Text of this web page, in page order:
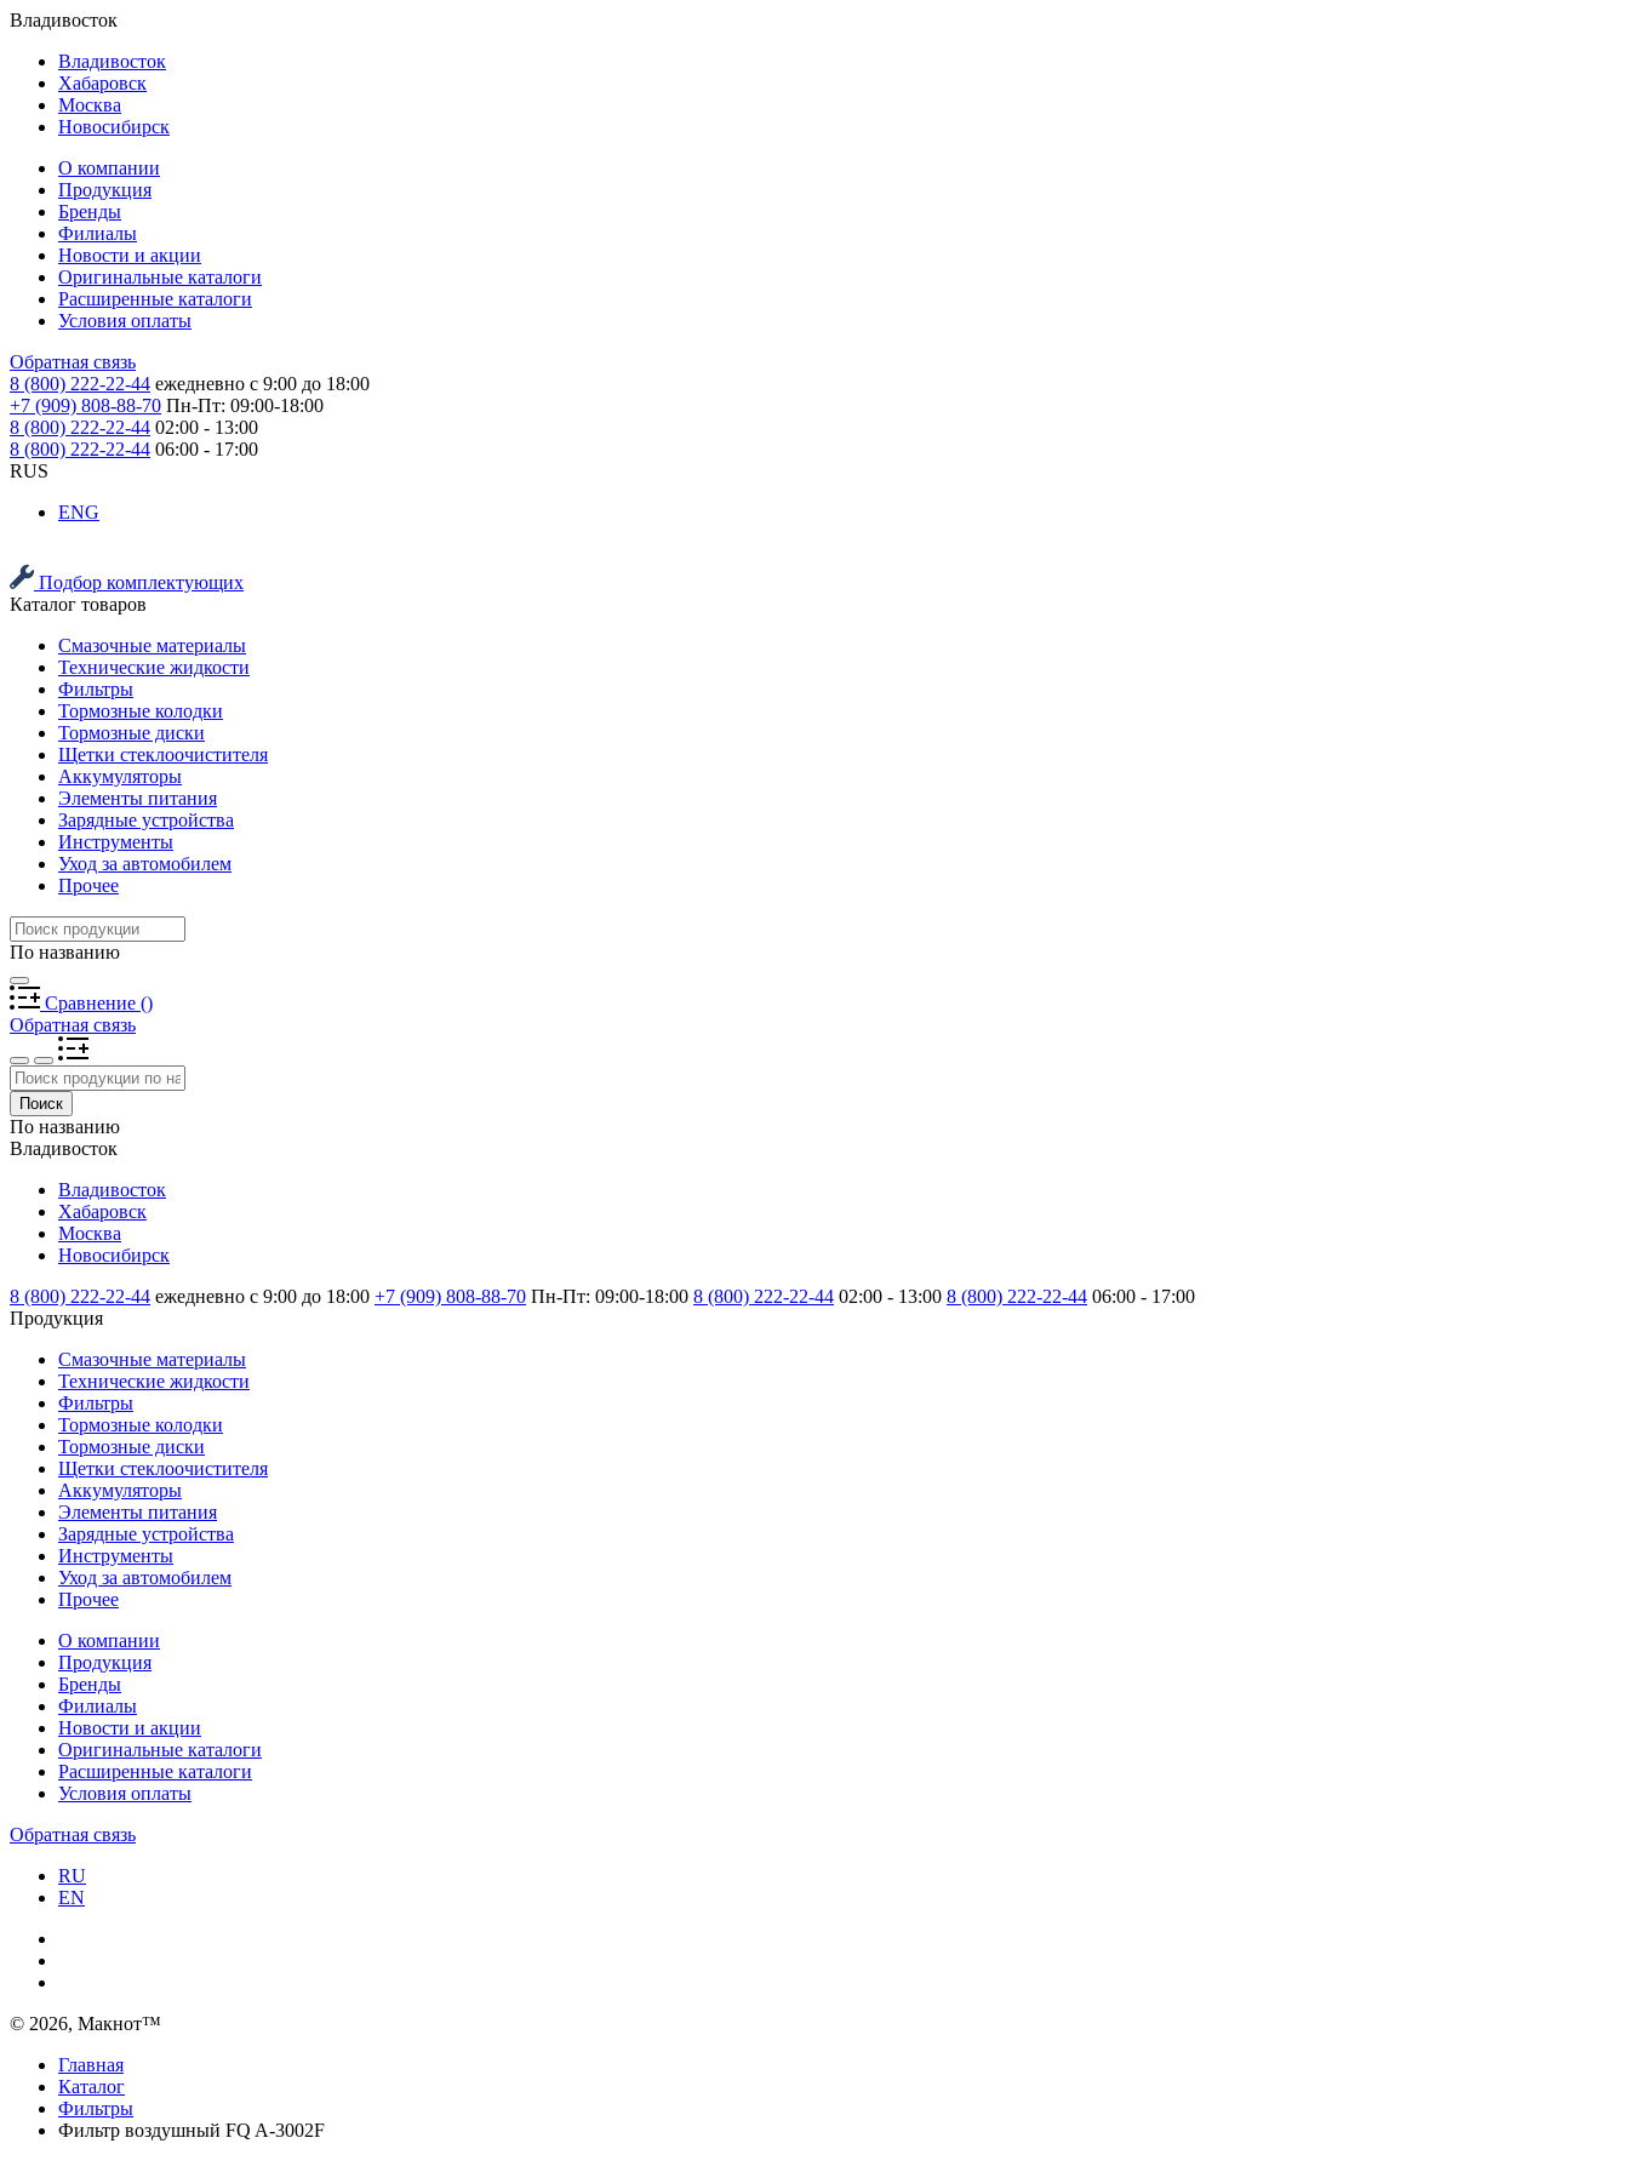
Владивосток
Владивосток
Хабаровск
Москва
Новосибирск
О компании
Продукция
Бренды
Филиалы
Новости и акции
Оригинальные каталоги
Расширенные каталоги
Условия оплаты
Обратная связь
8 (800) 222-22-44 ежедневно с 9:00 до 18:00
+7 (909) 808-88-70 Пн-Пт: 09:00-18:00
8 (800) 222-22-44 02:00 - 13:00
8 (800) 222-22-44 06:00 - 17:00
RUS
ENG
Подбор комплектующих
Каталог товаров
Смазочные материалы
Технические жидкости
Фильтры
Тормозные колодки
Тормозные диски
Щетки стеклоочистителя
Аккумуляторы
Элементы питания
Зарядные устройства
Инструменты
Уход за автомобилем
Прочее
По названию
Сравнение ()
Обратная связь
Поиск
По названию
Владивосток
Владивосток
Хабаровск
Москва
Новосибирск
8 (800) 222-22-44 ежедневно с 9:00 до 18:00 +7 (909) 808-88-70 Пн-Пт: 09:00-18:00 8 (800) 222-22-44 02:00 - 13:00 8 (800) 222-22-44 06:00 - 17:00
Продукция
Смазочные материалы
Технические жидкости
Фильтры
Тормозные колодки
Тормозные диски
Щетки стеклоочистителя
Аккумуляторы
Элементы питания
Зарядные устройства
Инструменты
Уход за автомобилем
Прочее
О компании
Продукция
Бренды
Филиалы
Новости и акции
Оригинальные каталоги
Расширенные каталоги
Условия оплаты
Обратная связь
RU
EN
© 2026, Макнот™
Главная
Каталог
Фильтры
Фильтр воздушный FQ A-3002F